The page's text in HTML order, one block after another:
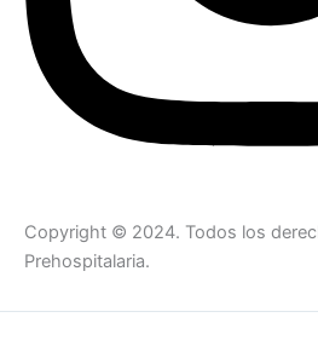
Copyright © 2024. Todos los
Prehospitalaria.